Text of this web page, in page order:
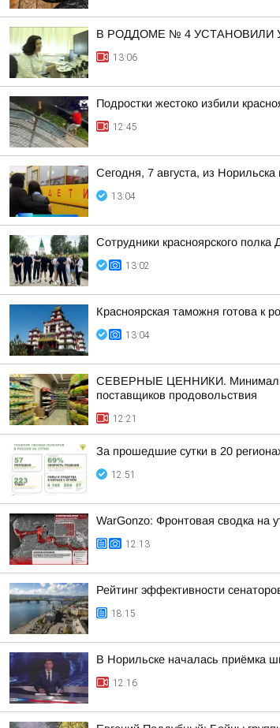
В РОДДОМЕ № 4 УСТАНОВИЛИ
13:06
Подростки жестоко избили
12:45
Сегодня, 7 августа, из
13:04
Сотрудники красноярского
13:02
Красноярская таможня готова к
13:04
СЕВЕРНЫЕ ЦЕННИКИ.
поставщиков продовольствия
12:21
За прошедшие сутки в 20
12:51
WarGonzo: Фронтовая сводка на
12:13
Рейтинг эффективности
18:15
В Норильске началась приёмка
12:16